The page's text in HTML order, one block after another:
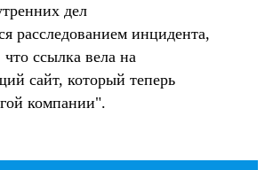
дел
расследованием инцидента,
ссылка вела на
сайт, который теперь
компании".